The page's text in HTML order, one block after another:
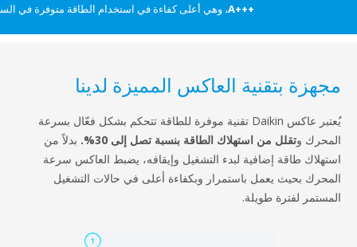
، وهي أعلى كفاءة في استخدام الطاقة متوفرة في السوق.
العاكس المميزة لدينا
يُعتبر عاكس Daikin تقنية موفرة للطاقة تتحكم بشكل فعّال بسرعة
تقلل من استهلاك الطاقة بنسبة تصل إلى 30%.
بدلاً من
إضافية لبدء التشغيل وإيقافه، يضبط العاكس سرعة
يعمل باستمرار وبكفاءة أعلى في حالات التشغيل
طويلة.